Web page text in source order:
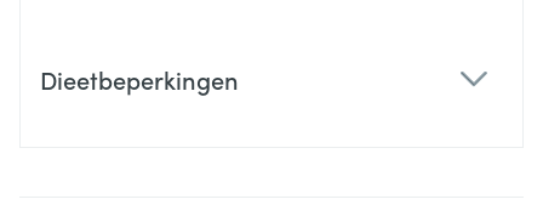
Dieetbeperkingen